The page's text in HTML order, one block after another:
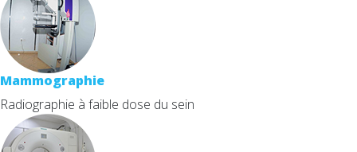
Mammographie
Radiographie à faible dose du sein